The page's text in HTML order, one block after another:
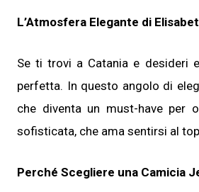
L’Atmosfera Elegante di
Se ti trovi a Catania e desideri
perfetta. In questo angolo di
che diventa un must-have per
sofisticata, che ama sentirsi al
Perché Scegliere una Camicia